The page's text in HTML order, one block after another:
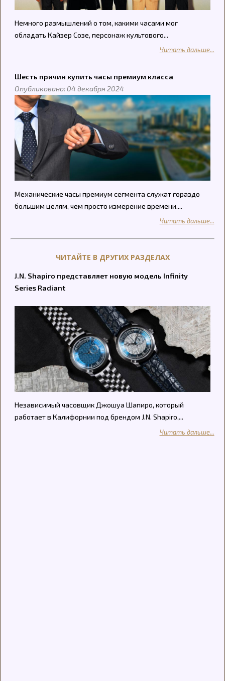
Немного размышлений о том, какими часами мог
обладать Кайзер Созе, персонаж культового...
Читать дальше...
Шесть причин купить часы премиум класса
Опубликовано: 04 декабря 2024
Механические часы премиум сегмента служат гораздо
большим целям, чем просто измерение времени....
Читать дальше...
ЧИТАЙТЕ В ДРУГИХ РАЗДЕЛАХ
J.N. Shapiro представляет новую модель Infinity
Series Radiant
Независимый часовщик Джошуа Шапиро, который
работает в Калифорнии под брендом J.N. Shapiro,...
Читать дальше...